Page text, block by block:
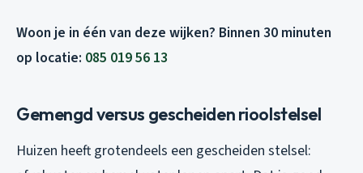
Woon je in één van deze wijken? Binnen 30 minuten
op locatie: 085 019 56 13
Gemengd versus gescheiden rioolstelsel
Huizen heeft grotendeels een gescheiden stelsel: